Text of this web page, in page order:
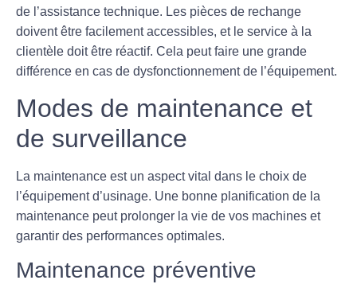
de l’assistance technique. Les pièces de rechange
doivent être facilement accessibles, et le service à la
clientèle doit être réactif. Cela peut faire une grande
différence en cas de dysfonctionnement de l’équipement.
Modes de maintenance et
de surveillance
La maintenance est un aspect vital dans le choix de
l’équipement d’usinage. Une bonne planification de la
maintenance peut prolonger la vie de vos machines et
garantir des performances optimales.
Maintenance préventive